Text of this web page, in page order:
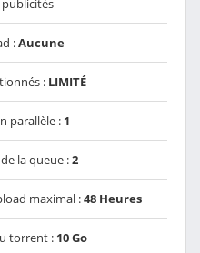
publicités
:Aucune
: LIMITÉ
parallèle : 1
la queue :2
maximal :48 Heures
torrent : 10 Go